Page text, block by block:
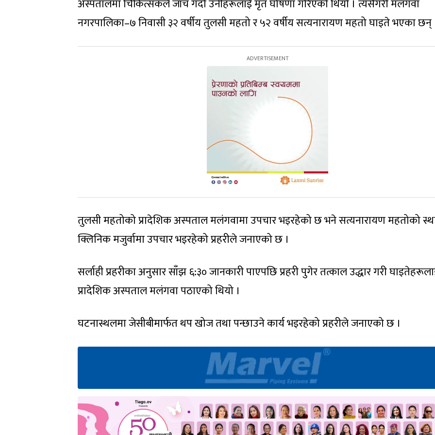
अस्पतालमा चिकित्सकले जाँच गर्दा उनीहरूलाई मृत घोषणा गरिएको थियो । त्यसैगरी मलंगवा
नगरपालिका–७ निवासी ३२ वर्षीय तुलसी महतो र ५२ वर्षीय सत्यनारायण महतो घाइते भएका छन्
तुलसी महतोको प्रादेशिक अस्पताल मलंगवामा उपचार भइरहेको छ भने सत्यनारायण महतोको
क्लिनिक मजुर्वामा उपचार भइरहेको प्रहरीले जनाएको छ ।
सर्लाही प्रहरीका अनुसार साँझ ६:३० जानकारी पाएपछि प्रहरी पुगेर तत्काल उद्धार गरी
प्रादेशिक अस्पताल मलंगवा पठाएको थियो ।
घटनास्थलमा जेसीबीमार्फत थप खोज तथा पन्छाउने कार्य भइरहेको प्रहरीले जनाएको छ ।